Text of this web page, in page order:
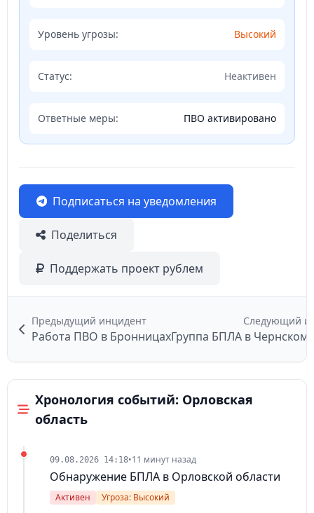
Уровень угрозы: Высокий
Статус: Неактивен
Ответные меры: ПВО активировано
Подписаться на уведомления
Поделиться
Поддержать проект рублем
Предыдущий инцидент
Работа ПВО в Бронницах
Следующий
Группа БПЛА в Чернском
Хронология событий: Орловская
область
09.08.2026 14:18•11 минут назад
Обнаружение БПЛА в Орловской области
Активен Угроза: Высокий